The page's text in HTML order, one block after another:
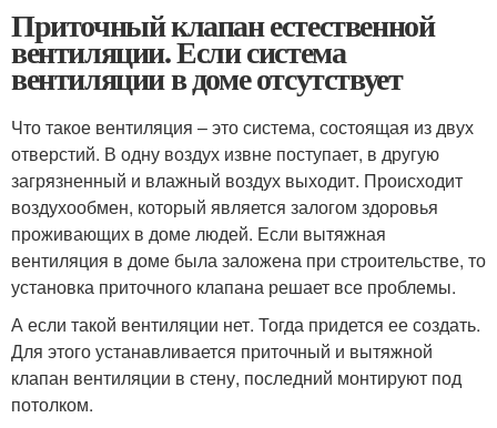
Приточный клапан естественной
вентиляции. Если система
вентиляции в доме отсутствует
Что такое вентиляция – это система, состоящая из двух
отверстий. В одну воздух извне поступает, в другую
загрязненный и влажный воздух выходит. Происходит
воздухообмен, который является залогом здоровья
проживающих в доме людей. Если вытяжная
вентиляция в доме была заложена при строительстве, то
установка приточного клапана решает все проблемы.
А если такой вентиляции нет. Тогда придется ее создать.
Для этого устанавливается приточный и вытяжной
клапан вентиляции в стену, последний монтируют под
потолком.